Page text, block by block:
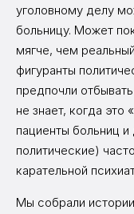
уголовному делу
больницу. Может
мягче, чем
фигуранты
предпочли
не знает, когда это
пациенты больниц
политические)
карательной
Мы собрали